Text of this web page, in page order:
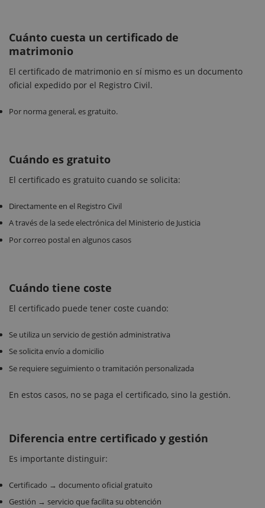
Cuánto cuesta un certificado de
matrimonio
El certificado de matrimonio en sí mismo es un documento
oficial expedido por el Registro Civil.
Por norma general, es gratuito.
Cuándo es gratuito
El certificado es gratuito cuando se solicita:
Directamente en el Registro Civil
A través de la sede electrónica del Ministerio de Justicia
Por correo postal en algunos casos
Cuándo tiene coste
El certificado puede tener coste cuando:
Se utiliza un servicio de gestión administrativa
Se solicita envío a domicilio
Se requiere seguimiento o tramitación personalizada
En estos casos, no se paga el certificado, sino la gestión.
Diferencia entre certificado y gestión
Es importante distinguir:
Certificado → documento oficial gratuito
Gestión → servicio que facilita su obtención